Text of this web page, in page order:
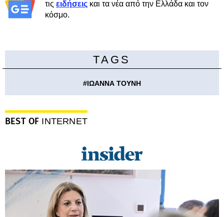
τις ειδήσεις και τα νέα από την Ελλάδα και τον
κόσμο.
TAGS
#ΙΩΑΝΝΑ ΤΟΥΝΗ
BEST OF INTERNET